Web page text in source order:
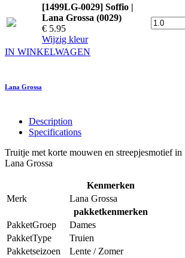
[1499LG-0029] Soffio |
Lana Grossa (0029)
€ 5.95
Wijzig kleur
IN WINKELWAGEN
Lana Grossa
Description
Specifications
Truitje met korte mouwen en streepjesmotief in
Lana Grossa
Kenmerken
Merk
Lana Grossa
pakketkenmerken
PakketGroep
Dames
PakketType
Truien
Pakketseizoen
Lente / Zomer